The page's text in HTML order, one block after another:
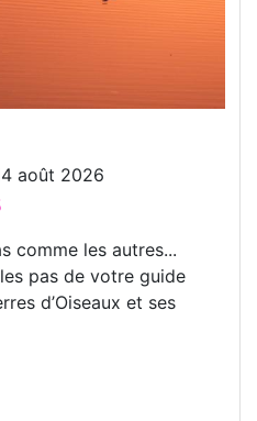
août 2026
comme les autres...
pas de votre guide
d’Oiseaux et ses